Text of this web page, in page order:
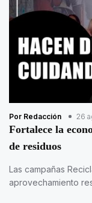
Por Redacción 26
Fortalece la
de residuos
Las campañas
aprovechamiento